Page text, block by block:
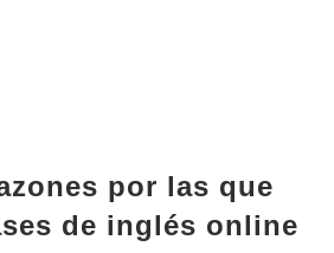
por las que
de inglés online